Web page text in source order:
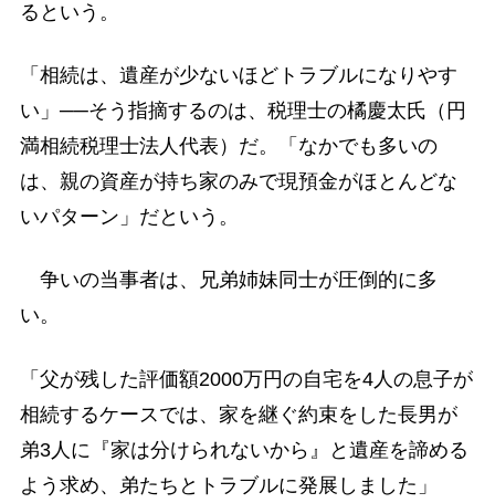
るという。
「相続は、遺産が少ないほどトラブルになりやす
い」──そう指摘するのは、税理士の橘慶太氏（円
満相続税理士法人代表）だ。「なかでも多いの
は、親の資産が持ち家のみで現預金がほとんどな
いパターン」だという。
争いの当事者は、兄弟姉妹同士が圧倒的に多
い。
「父が残した評価額2000万円の自宅を4人の息子が
相続するケースでは、家を継ぐ約束をした長男が
弟3人に『家は分けられないから』と遺産を諦める
よう求め、弟たちとトラブルに発展しました」